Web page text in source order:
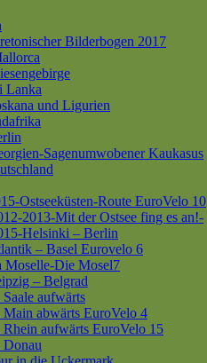
Bilderbogen 2017
Lanka
und Ligurien
Sagenumwobener Kaukasus
Ostseeküsten-Route EuroVelo 10
2013-Mit der Ostsee fing es an!-
Helsinki – Berlin
– Basel Eurovelo 6
Moselle-Die Mosel7
– Belgrad
Saale aufwärts
Main abwärts EuroVelo 4
Rhein aufwärts EuroVelo 15
Donau